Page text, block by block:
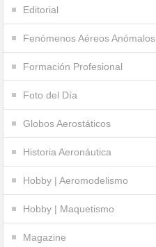
Editorial
Fenómenos Aéreos Anómalos
Formación Profesional
Foto del Día
Globos Aerostáticos
Historia Aeronáutica
Hobby | Aeromodelismo
Hobby | Maquetismo
Magazine